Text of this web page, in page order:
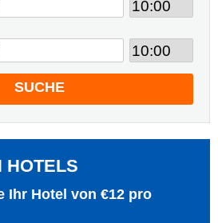
SUCHE
HOTELS
Ihr Hotel von €12 pro